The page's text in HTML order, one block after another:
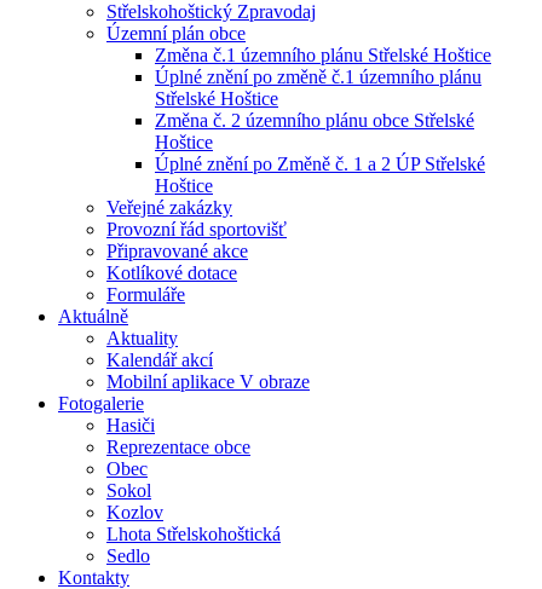
Střelskohoštický Zpravodaj
Územní plán obce
Změna č.1 územního plánu Střelské Hoštice
Úplné znění po změně č.1 územního plánu
Střelské Hoštice
Změna č. 2 územního plánu obce Střelské
Hoštice
Úplné znění po Změně č. 1 a 2 ÚP Střelské
Hoštice
Veřejné zakázky
Provozní řád sportovišť
Připravované akce
Kotlíkové dotace
Formuláře
Aktuálně
Aktuality
Kalendář akcí
Mobilní aplikace V obraze
Fotogalerie
Hasiči
Reprezentace obce
Obec
Sokol
Kozlov
Lhota Střelskohoštická
Sedlo
Kontakty